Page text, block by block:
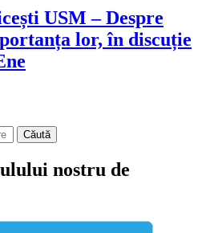
USM – Despre
lor, în discuție
Căută
nostru de